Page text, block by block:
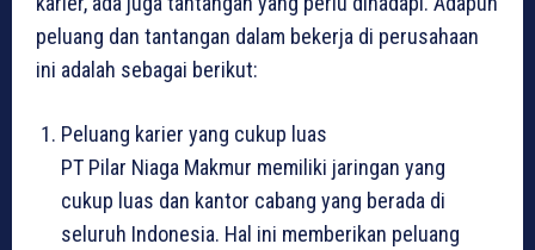
peluang dan tantangan dalam bekerja di perusahaan
ini adalah sebagai berikut:
Peluang karier yang cukup luas
PT Pilar Niaga Makmur memiliki jaringan yang
cukup luas dan kantor cabang yang berada di
seluruh Indonesia. Hal ini memberikan peluang